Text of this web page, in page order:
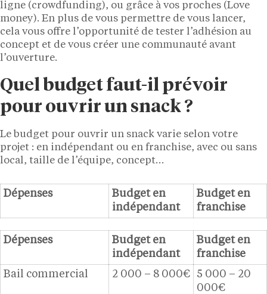
ligne (crowdfunding), ou grâce à vos proches (Love
money). En plus de vous permettre de vous lancer,
cela vous offre l’opportunité de tester l’adhésion au
concept et de vous créer une communauté avant
l’ouverture.
Quel budget faut-il prévoir
pour ouvrir un snack ?
Le budget pour ouvrir un snack varie selon votre
projet : en indépendant ou en franchise, avec ou sans
local, taille de l’équipe, concept…
Dépenses
Budget en
indépendant
Budget en
franchise
Dépenses
Budget en
indépendant
Budget en
franchise
Bail commercial
2 000 – 8 000€
5 000 – 20
000€